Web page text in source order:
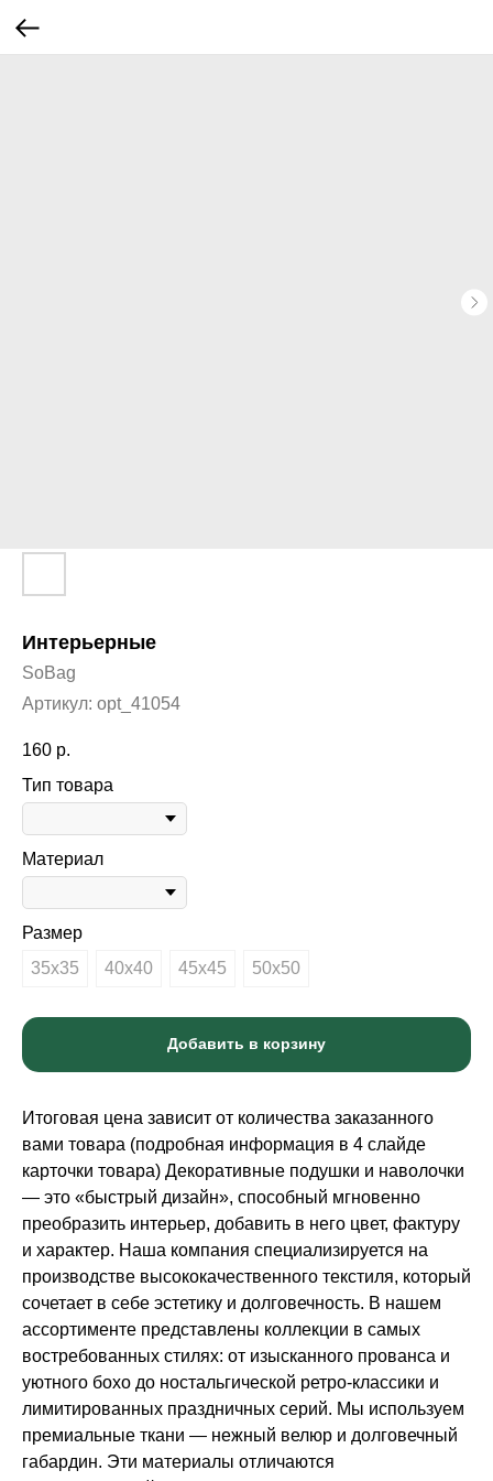
Интерьерные
SoBag
Артикул: opt_41054
160 р.
Тип товара
Материал
Размер
35х35
40х40 45х45 50х50
Добавить в корзину
Итоговая цена зависит от количества заказанного
вами товара (подробная информация в 4 слайде
карточки товара) Декоративные подушки и наволочки
— это «быстрый дизайн», способный мгновенно
преобразить интерьер, добавить в него цвет, фактуру
и характер. Наша компания специализируется на
производстве высококачественного текстиля, который
сочетает в себе эстетику и долговечность. В нашем
ассортименте представлены коллекции в самых
востребованных стилях: от изысканного прованса и
уютного бохо до ностальгической ретро-классики и
лимитированных праздничных серий. Мы используем
премиальные ткани — нежный велюр и долговечный
габардин. Эти материалы отличаются